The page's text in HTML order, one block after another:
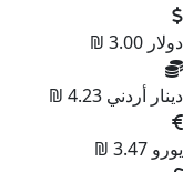
دولار 3.00 ₪
دينار أردني 4.23 ₪
يورو 3.47 ₪